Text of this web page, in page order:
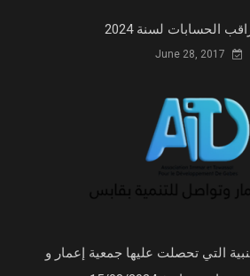
الحسابات لسنة 2024
التي تحصلت عليها جمعية إعمار و